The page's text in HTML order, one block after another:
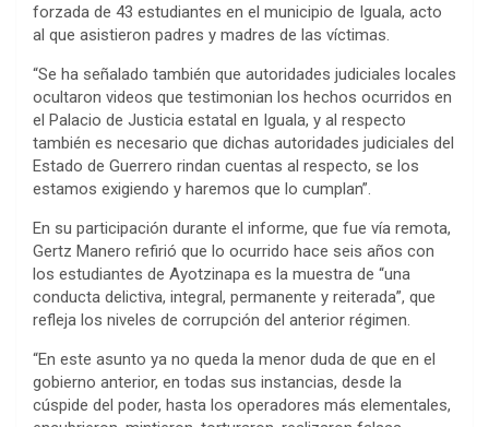
forzada de 43 estudiantes en el municipio de Iguala, acto
al que asistieron padres y madres de las víctimas.
“Se ha señalado también que autoridades judiciales locales
ocultaron videos que testimonian los hechos ocurridos en
el Palacio de Justicia estatal en Iguala, y al respecto
también es necesario que dichas autoridades judiciales del
Estado de Guerrero rindan cuentas al respecto, se los
estamos exigiendo y haremos que lo cumplan”.
En su participación durante el informe, que fue vía remota,
Gertz Manero refirió que lo ocurrido hace seis años con
los estudiantes de Ayotzinapa es la muestra de “una
conducta delictiva, integral, permanente y reiterada”, que
refleja los niveles de corrupción del anterior régimen.
“En este asunto ya no queda la menor duda de que en el
gobierno anterior, en todas sus instancias, desde la
cúspide del poder, hasta los operadores más elementales,